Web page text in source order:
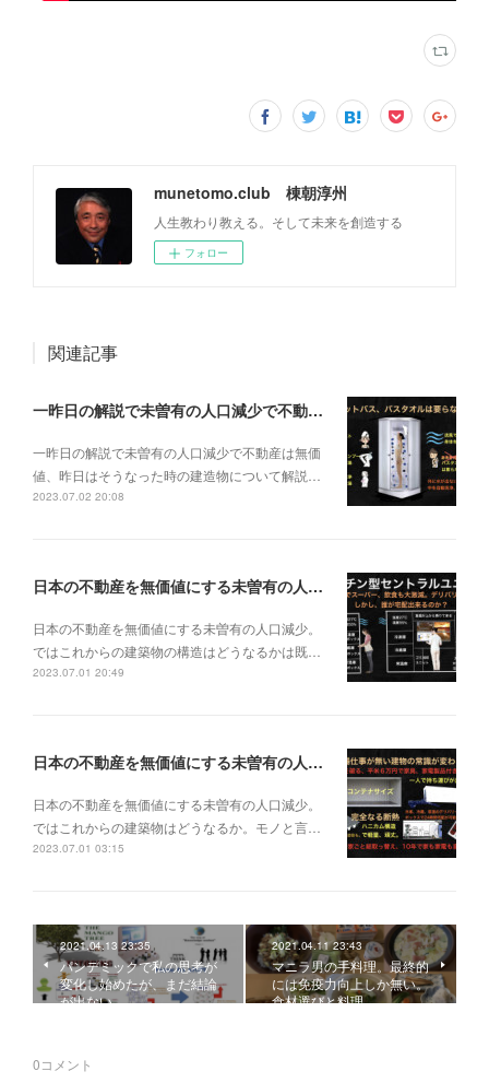
munetomo.club 棟朝淳州
人生教わり教える。そして未来を創造する
フォロー
関連記事
一昨日の解説で未曽有の人口減少で不動産は無価値、昨日はそうなった時の建造物について解説、今日からはその設備について解説をして行く。
一昨日の解説で未曽有の人口減少で不動産は無価
値、昨日はそうなった時の建造物について解説…
2023.07.02 20:08
日本の不動産を無価値にする未曽有の人口減少。ではこれからの建築物の構造はどうなるかは既に解説した。今はその内部の内容。その1
日本の不動産を無価値にする未曽有の人口減少。
ではこれからの建築物の構造はどうなるかは既…
2023.07.01 20:49
日本の不動産を無価値にする未曽有の人口減少。ではこれからの建築物はどうなるか。
日本の不動産を無価値にする未曽有の人口減少。
ではこれからの建築物はどうなるか。モノと言…
2023.07.01 03:15
2021.04.13 23:35
パンデミックで私の思考が
変化し始めたが、まだ結論
が出ない。
2021.04.11 23:43
マニラ男の手料理。最終的
には免疫力向上しか無い。
食材選びと料理。
0コメント